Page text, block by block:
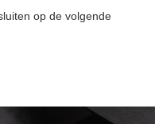
op de volgende